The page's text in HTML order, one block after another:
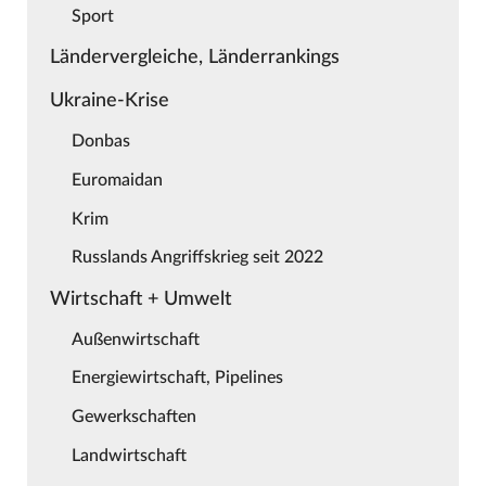
Sport
Ländervergleiche, Länderrankings
Ukraine-Krise
Donbas
Euromaidan
Krim
Russlands Angriffskrieg seit 2022
Wirtschaft + Umwelt
Außenwirtschaft
Energiewirtschaft, Pipelines
Gewerkschaften
Landwirtschaft